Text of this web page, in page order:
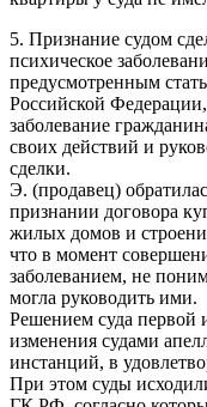
5. Признание судом
психическое
предусмотренным
Российской
заболевание
своих действий и
сделки.
Э. (продавец)
признании договора
жилых домов и
что в момент
заболеванием, не
могла руководить ими.
Решением суда первой
изменения судами
инстанций, в
При этом суды